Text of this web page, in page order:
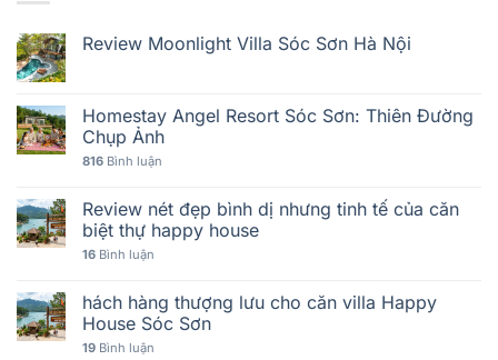
Review Moonlight Villa Sóc Sơn Hà Nội
Homestay Angel Resort Sóc Sơn: Thiên Đường
Chụp Ảnh
816 Bình luận
Review nét đẹp bình dị nhưng tinh tế của căn
biệt thự happy house
16 Bình luận
hách hàng thượng lưu cho căn villa Happy
House Sóc Sơn
19 Bình luận